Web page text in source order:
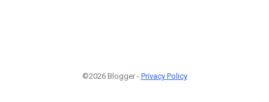
©2026 Blogger - Privacy Policy